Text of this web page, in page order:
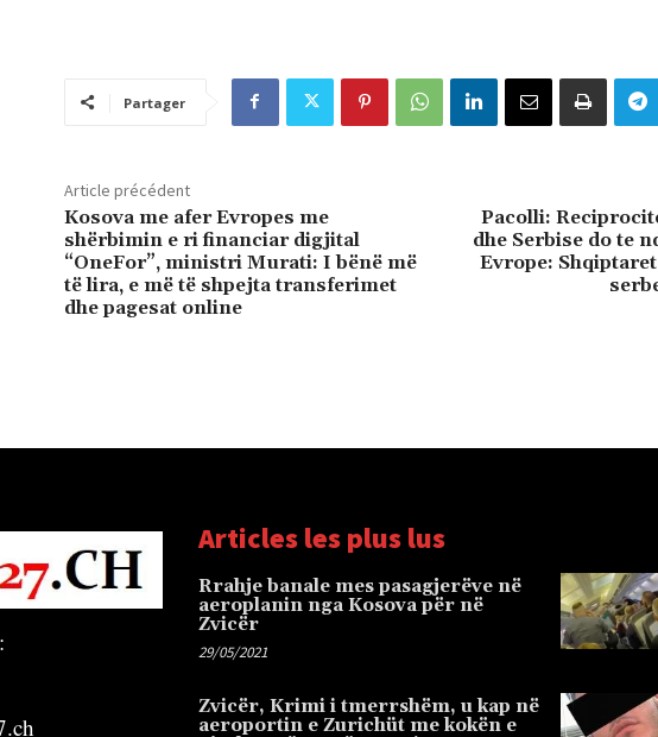
Partager
Article précédent
Kosova me afer Evropes me
shërbimin e ri financiar digjital
“OneFor”, ministri Murati: I bënë më
të lira, e më të shpejta transferimet
dhe pagesat online
Pacolli:
dhe Serbise do te
Evrope:
Articles les plus lus
Rrahje banale mes pasagjerëve në
aeroplanin nga Kosova për në
Zvicër
29/05/2021
Zvicër, Krimi i tmerrshëm, u kap në
aeroportin e Zurichüt me kokën e